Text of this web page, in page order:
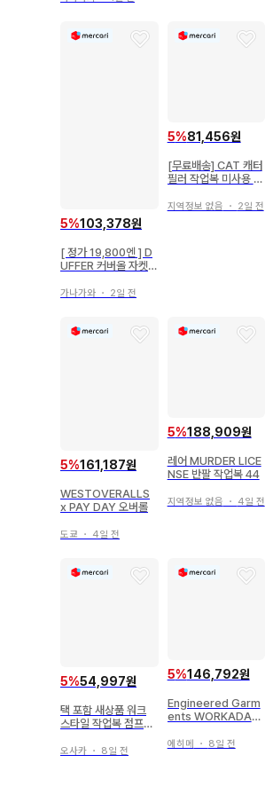
5%103,378원
[ 정가 19,800엔 ] D
UFFER 커버올 자켓
가나가와 ・ 2일 전
5%81,456원
[무료배송] CAT 캐터
필러 작업복 미사용 새
지역정보 없음 ・ 2일 전
5%161,187원
WESTOVERALLS
x PAY DAY 오버롤
도쿄 ・ 4일 전
5%188,909원
레어 MURDER LICE
NSE 반팔 작업복 44
지역정보 없음 ・ 4일 전
5%54,997원
택 포함 새상품 워크
스타일 작업복 점프슈
ste
오사카 ・ 8일 전
5%146,792원
Engineered Garm
ents WORKADAY
에히메 ・ 8일 전